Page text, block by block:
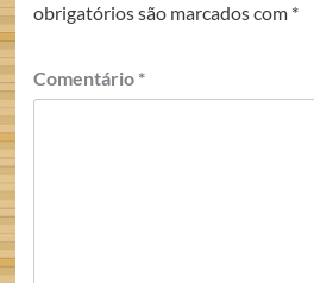
obrigatórios são marcados com *
Comentário *